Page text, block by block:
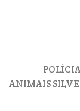
ANIMAIS